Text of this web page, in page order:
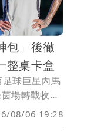
包」後徹
整桌卡盒
足球巨星內馬
場轉戰收藏
」逆轉人
涯最後舞台
08/06 19:28